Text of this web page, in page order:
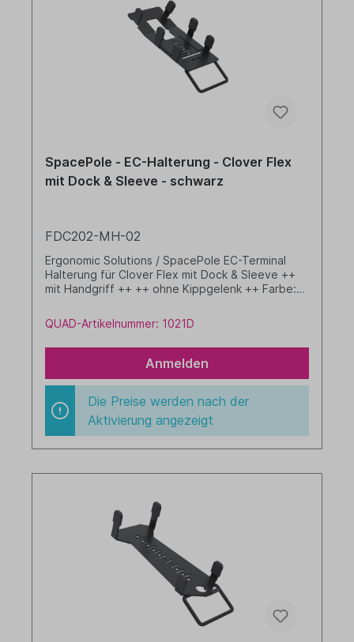
SpacePole - EC-Halterung - Clover Flex
mit Dock & Sleeve - schwarz
FDC202-MH-02
Ergonomic Solutions / SpacePole EC-Terminal
Halterung für Clover Flex mit Dock & Sleeve ++
mit Handgriff ++ ++ ohne Kippgelenk ++ Farbe:
QUAD-Artikelnummer: 1021D
Anmelden
Die Preise werden nach der
Aktivierung angezeigt